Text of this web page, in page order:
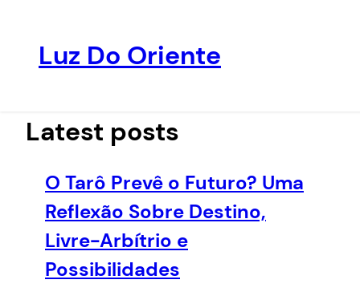
conteúdo
Luz Do Oriente
Latest posts
O Tarô Prevê o Futuro? Uma
Reflexão Sobre Destino,
Livre-Arbítrio e
Possibilidades